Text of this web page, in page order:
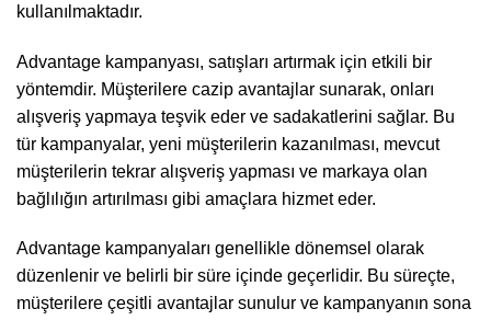
kullanılmaktadır.
Advantage kampanyası, satışları artırmak için etkili bir
yöntemdir. Müşterilere cazip avantajlar sunarak, onları
alışveriş yapmaya teşvik eder ve sadakatlerini sağlar. Bu
tür kampanyalar, yeni müşterilerin kazanılması, mevcut
müşterilerin tekrar alışveriş yapması ve markaya olan
bağlılığın artırılması gibi amaçlara hizmet eder.
Advantage kampanyaları genellikle dönemsel olarak
düzenlenir ve belirli bir süre içinde geçerlidir. Bu süreçte,
müşterilere çeşitli avantajlar sunulur ve kampanyanın sona